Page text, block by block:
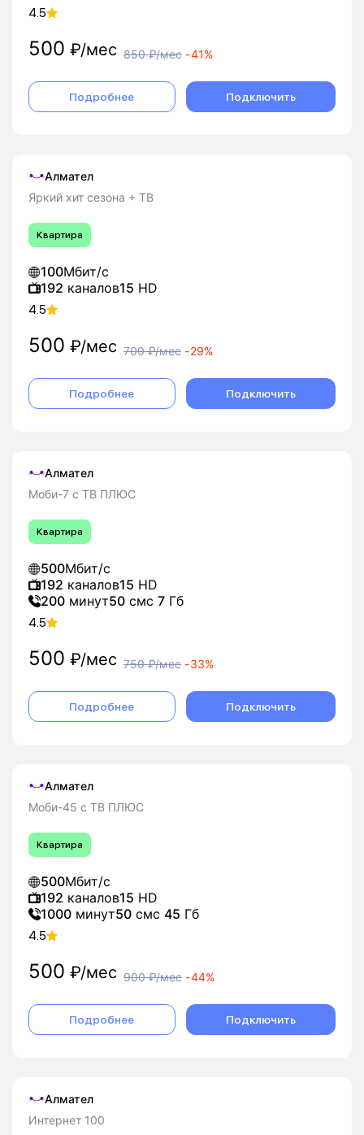
4.5
500 ₽/мес 850₽/мес -41%
Подробнее Подключить
Алмател
Яркий хит сезона + ТВ
Квартира
100Мбит/с
192 каналов15 HD
4.5
500 ₽/мес 700₽/мес -29%
Подробнее Подключить
Алмател
Моби-7 с ТВ ПЛЮС
Квартира
500Мбит/с
192 каналов15 HD
200 минут50 смс 7 Гб
4.5
500 ₽/мес 750₽/мес -33%
Подробнее Подключить
Алмател
Моби-45 с ТВ ПЛЮС
Квартира
500Мбит/с
192 каналов15 HD
1000 минут50 смс 45 Гб
4.5
500 ₽/мес 900₽/мес -44%
Подробнее Подключить
Алмател
Интернет 100